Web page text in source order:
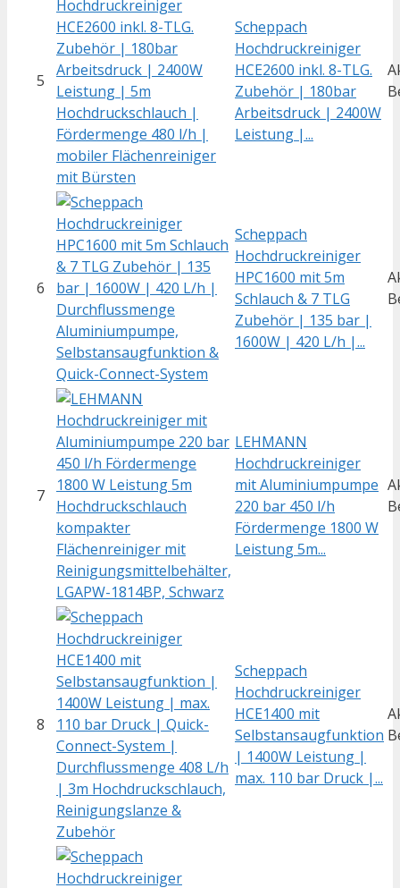
5
Scheppach
Hochdruckreiniger
HCE2600 inkl. 8-TLG.
Zubehör | 180bar
Arbeitsdruck | 2400W
Leistung |...
6
Scheppach
Hochdruckreiniger
HPC1600 mit 5m
Schlauch & 7 TLG
Zubehör | 135 bar |
1600W | 420 L/h |...
7
LEHMANN
Hochdruckreiniger
mit Aluminiumpumpe
220 bar 450 l/h
Fördermenge 1800 W
Leistung 5m...
8
Scheppach
Hochdruckreiniger
HCE1400 mit
Selbstansaugfunktion
| 1400W Leistung |
max. 110 bar Druck |...